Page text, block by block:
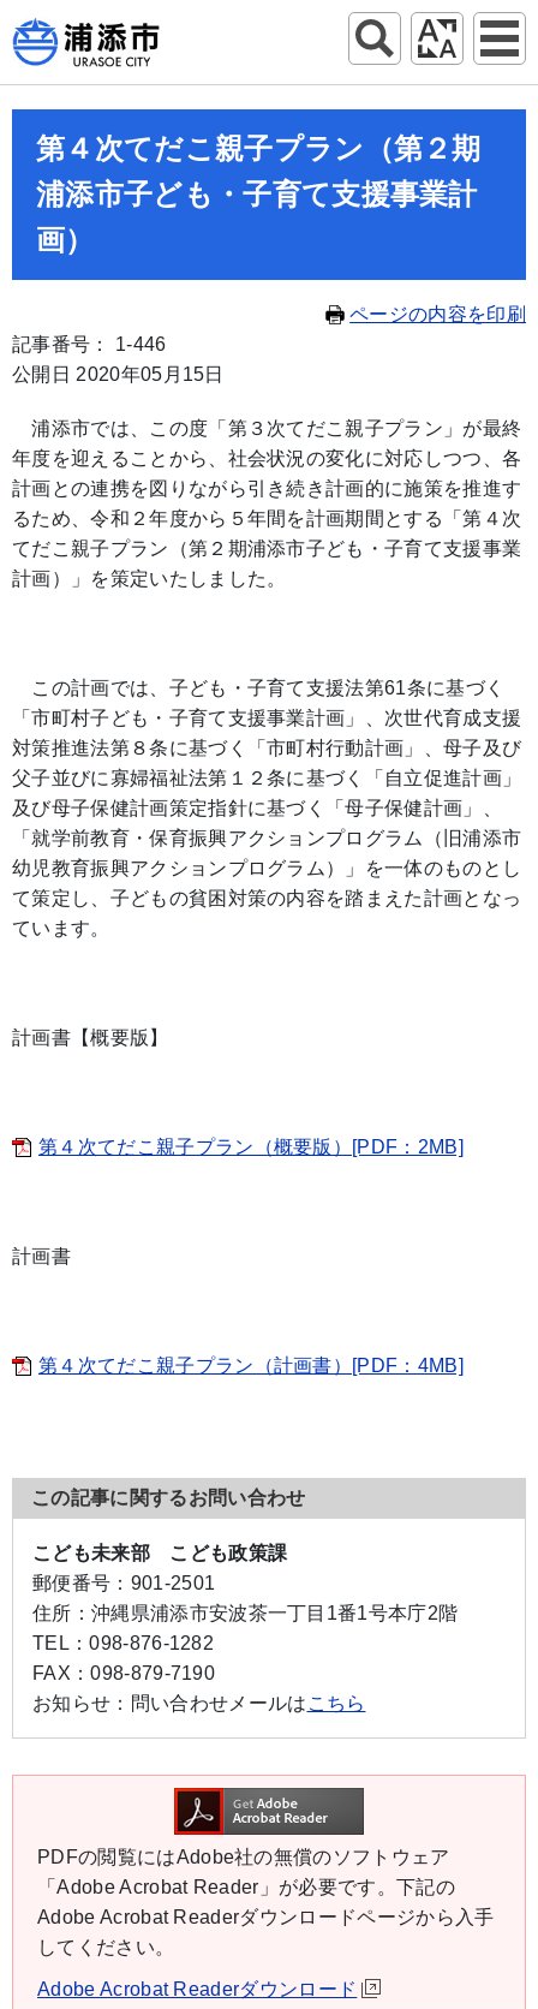
第４次てだこ親子プラン（第２期
浦添市子ども・子育て支援事業計
画）
ページの内容を印刷
記事番号： 1-446
公開日 2020年05月15日
浦添市では、この度「第３次てだこ親子プラン」が最終
年度を迎えることから、社会状況の変化に対応しつつ、各
計画との連携を図りながら引き続き計画的に施策を推進す
るため、令和２年度から５年間を計画期間とする「第４次
てだこ親子プラン（第２期浦添市子ども・子育て支援事業
計画）」を策定いたしました。
この計画では、子ども・子育て支援法第61条に基づく
「市町村子ども・子育て支援事業計画」、次世代育成支援
対策推進法第８条に基づく「市町村行動計画」、母子及び
父子並びに寡婦福祉法第１２条に基づく「自立促進計画」
及び母子保健計画策定指針に基づく「母子保健計画」、
「就学前教育・保育振興アクションプログラム（旧浦添市
幼児教育振興アクションプログラム）」を一体のものとし
て策定し、子どもの貧困対策の内容を踏まえた計画となっ
ています。
計画書【概要版】
第４次てだこ親子プラン（概要版）[PDF：2MB]
計画書
第４次てだこ親子プラン（計画書）[PDF：4MB]
この記事に関するお問い合わせ
こども未来部 こども政策課
郵便番号： 901-2501
住所： 沖縄県浦添市安波茶一丁目1番1号本庁2階
TEL：098-876-1282
FAX：098-879-7190
お知らせ： 問い合わせメールは こちら
PDFの閲覧にはAdobe社の無償のソフトウェア
「Adobe Acrobat Reader」が必要です。下記の
Adobe Acrobat Readerダウンロードページから入手
してください。
Adobe Acrobat Readerダウンロード